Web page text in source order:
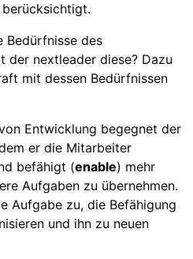
berücksichtigt.
Bedürfnisse des
der nextleader diese? Dazu
mit dessen Bedürfnissen
Entwicklung begegnet der
er die Mitarbeiter
befähigt (enable) mehr
Aufgaben zu übernehmen.
Aufgabe zu, die Befähigung
und ihn zu neuen